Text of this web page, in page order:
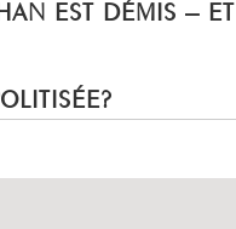
EST DÉMIS – ET